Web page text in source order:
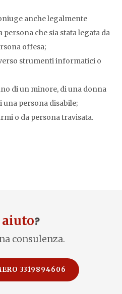
anche legalmente
che sia stata legata da
offesa;
strumenti informatici o
di un minore, di una donna
una persona disabile;
o da persona travisata.
aiuto?
consulenza.
3319894606